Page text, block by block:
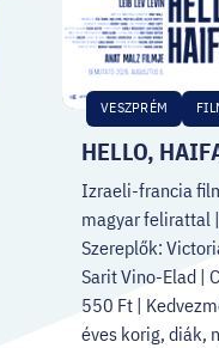
HELLO,
VESZPRÉM
Izraeli-francia
magyar felirattal
Szereplők:
Sarit Vino-Elad |
550 Ft |
éves korig, diák,